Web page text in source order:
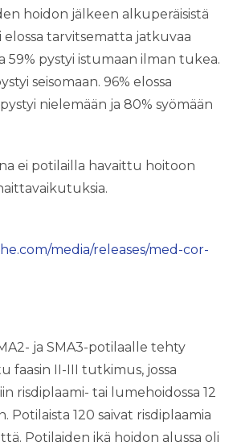
hoidon jälkeen alkuperäisistä
elossa tarvitsematta jatkuvaa
59% pystyi istumaan ilman tukea.
seisomaan. 96% elossa
nielemään ja 80% syömään
ei potilailla havaittu hoitoon
media/releases/med-cor-
ja SMA3-potilaalle tehty
faasin II-III tutkimus, jossa
risdiplaami- tai lumehoidossa 12
Potilaista 120 saivat risdiplaamia
Potilaiden ikä hoidon alussa oli